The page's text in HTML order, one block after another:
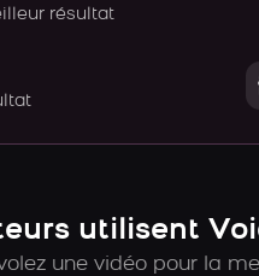
résultat
utilisent
une vidéo pour la